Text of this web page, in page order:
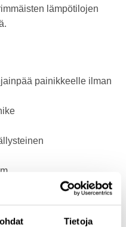
Tietoja
lämpötilojen
painikkeelle ilman
Ø 40 mm,